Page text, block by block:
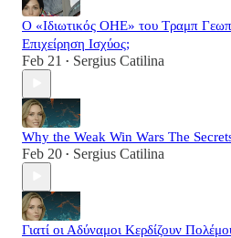
Ο «Ιδιωτικός ΟΗΕ» του Τραμπ
Επιχείρηση Ισχύος;
Feb 21 • Sergius Catilina
Why the Weak Win Wars The
Feb 20 • Sergius Catilina
Γιατί οι Αδύναμοι Κερδίζουν